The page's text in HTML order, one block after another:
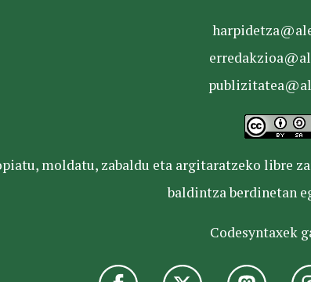
moldatu, zabaldu eta argitaratzeko libre
baldintza berdinetan
Codesyntaxek